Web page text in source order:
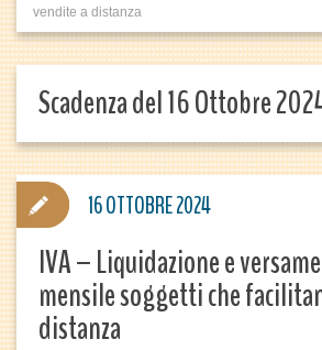
vendite a distanza
Scadenza del 16 Ottobre
IVA – Liquidazione e
mensile soggetti che
distanza
16 OTTOBRE 2024